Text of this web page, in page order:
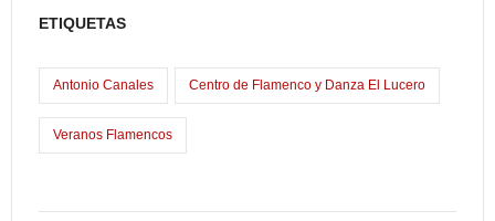
k
o
n
a
r
ETIQUETAS
Antonio Canales Centro de Flamenco y Danza El Lucero
Veranos Flamencos